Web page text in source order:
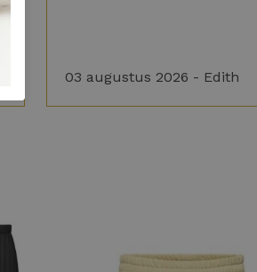
03 augustus 2026 - Edith